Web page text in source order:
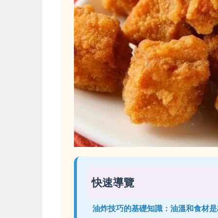
快速導覽
油炸技巧的基礎知識：油溫和食材